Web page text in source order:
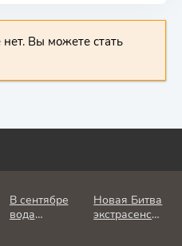
Вы можете стать
В сентябре
вода
Новая Битва
экстрасенсов